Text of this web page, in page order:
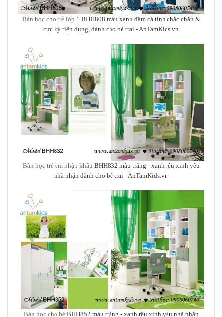
Bàn học cho trẻ lớp 1 BHH808 màu xanh đậm cá tính chắc chắn &
cực kỳ tiện dụng, dành cho bé trai - AnTamKids.vn
Bàn học trẻ em nhập khẩu BHH832 màu trắng - xanh rêu xinh yêu
nhã nhặn dành cho bé trai - AnTamKids.vn
Bàn học cho béBHH852 màu trắng - xanh rêu xinh yêu nhã nhặn